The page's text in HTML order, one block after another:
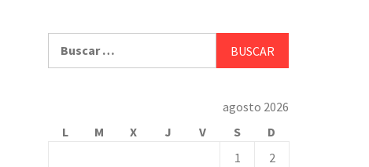
agosto 2026
L
M X J V S
D
1
2